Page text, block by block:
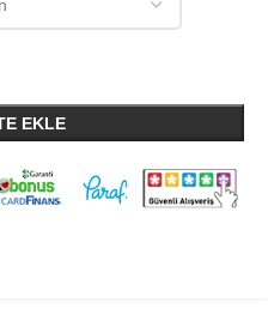
EKLE